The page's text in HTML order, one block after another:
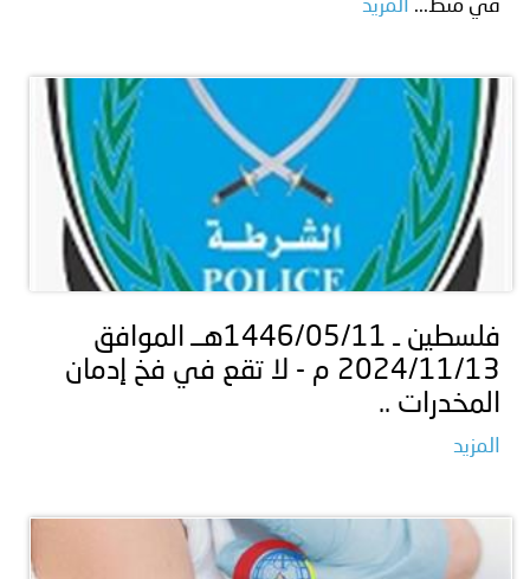
في منط... المزيد
فلسطين ـ 1446/05/11هــ الموافق
2024/11/13 م - لا تقع في فخ إدمان
المخدرات ..
المزيد